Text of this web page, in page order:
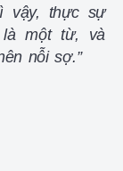
vậy, thực sự
một từ, và
nỗi sợ.”